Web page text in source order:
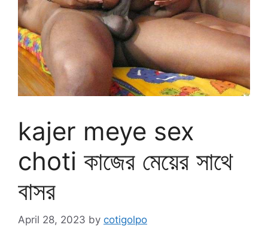
kajer meye sex
choti কাজের মেয়ের সাথে
বাসর
April 28, 2023 by cotigolpo